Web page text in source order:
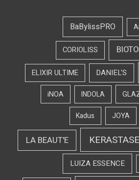
BaBylissPRO
CORIOLISS
DANIEL'S
ELIXIR ULTIME
INDOLA
iNOA
JOYA
Kadus
KERASTASE
LA BEAUT'E
LUIZA ESSENCE